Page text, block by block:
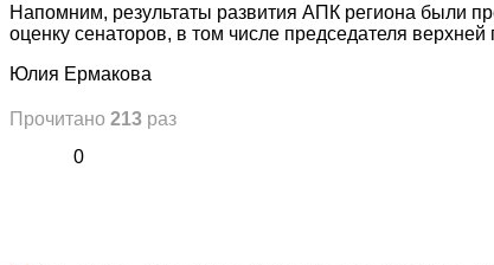
Напомним, результаты развития АПК региона были
оценку сенаторов, в том числе председателя
Юлия Ермакова
Прочитано 213 раз
0